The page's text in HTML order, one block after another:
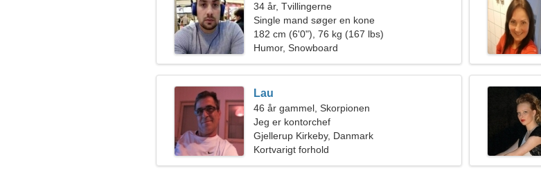
34 år, Tvillingerne
Single mand søger en kone
182 cm (6'0"), 76 kg (167 lbs)
Humor, Snowboard
Lau
46 år gammel, Skorpionen
Jeg er kontorchef
Gjellerup Kirkeby, Danmark
Kortvarigt forhold